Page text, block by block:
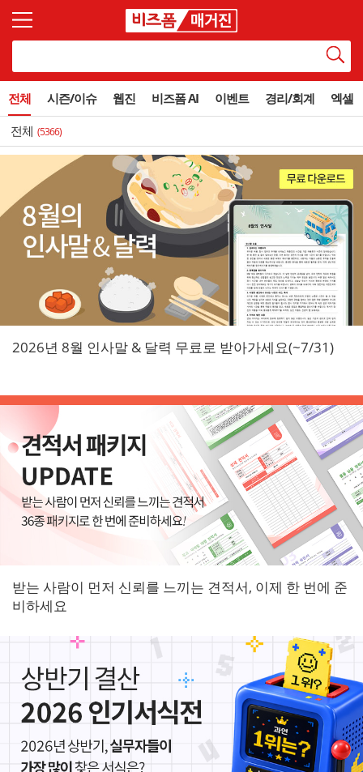
전체 시즌/이슈 웹진 비즈폼 AI 이벤트 경리/회계 엑셀
전체 (5366)
2026년 8월 인사말 & 달력 무료로 받아가세요(~7/31)
받는 사람이 먼저 신뢰를 느끼는 견적서, 이제 한 번에 준
비하세요